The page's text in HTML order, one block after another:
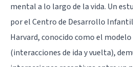
mental a lo largo de la vida. Un
por el Centro de Desarrollo Infantil
Harvard, conocido como el
(interacciones de ida y vuelta),